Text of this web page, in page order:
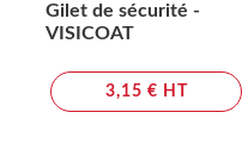
Gilet de sécurité -
VISICOAT
3,15 € HT